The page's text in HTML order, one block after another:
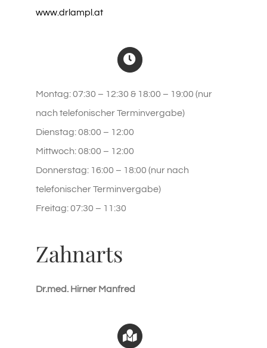
www.drlampl.at
Montag: 07:30 – 12:30 & 18:00 – 19:00 (nur
nach telefonischer Terminvergabe)
Dienstag: 08:00 – 12:00
Mittwoch: 08:00 – 12:00
Donnerstag: 16:00 – 18:00 (nur nach
telefonischer Terminvergabe)
Freitag: 07:30 – 11:30
Zahnarts
Dr.med. Hirner Manfred